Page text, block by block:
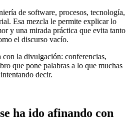
de software, procesos, tecnología,
Esa mezcla le permite explicar lo
y una mirada práctica que evita tanto
el discurso vacío.
la divulgación: conferencias,
que pone palabras a lo que muchas
decir.
ha ido afinando con